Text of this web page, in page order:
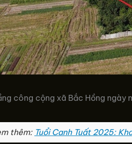
công cộng xã Bắc Hồng ngày
thêm: Tuổi Canh Tuất 2025: